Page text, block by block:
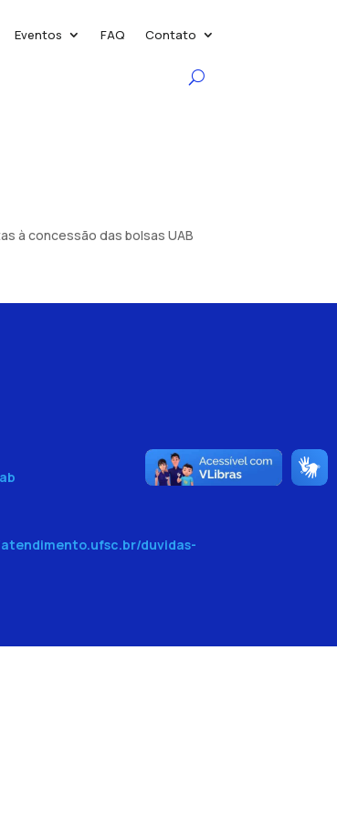
Eventos FAQ Contato
à concessão das bolsas UAB
duvidas-